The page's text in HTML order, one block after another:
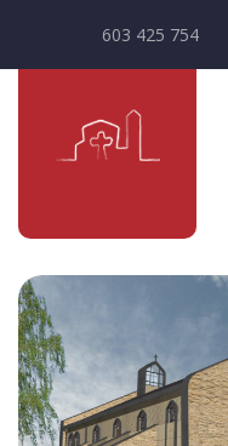
603 425 754